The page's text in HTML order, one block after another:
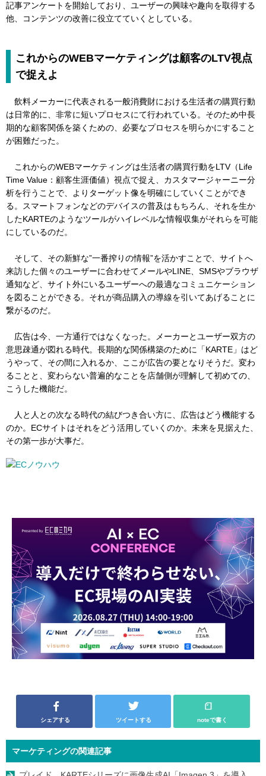
記事アンケートを開始しており、ユーザーの興味や趣向を取得する
他、コンテンツの改善に役立てていくとしている。
これからのWEBマーケティングは顧客のLTV視点
で捉えよ
飲料メーカーに代表される一般消費財における生活者の購買行動
は日常的に、非常に短いプロセスにて行われている。そのため中長
期的な顧客関係を築くための、必要なプロセスを明らかにすること
が困難だった。
これからのWEBマーケティングは生活者の購買行動をLTV（Life
Time Value：顧客生涯価値）視点で捉え、カスタマージャーニー分
析を行うことで、よりターゲット像を明確にしていくことができ
る。スマートフォンなどのデバイスの普及はもちろん、それを生か
したKARTEのようなツールがハイレベルな情報収集がそれらを可能
にしているのだ。
そして、その新鮮な”一番搾りの情報”を活かすことで、サイトへ
来訪した個々のユーザーに合わせてメールやLINE、SMSやブラウザ
通知など、サイト外にいるユーザーへの最適なコミュニケーション
を図ることができる。それが商品購入の導線を引いてあげることに
繋がるのだ。
広告は今、一方通行ではなくなった。メーカーとユーザー双方の
意思疎通が図れる時代。長期的な関係構築のために「KARTE」はど
うやって、その間に入れるか、ここが広告の要となりそうだ。変わ
ることと、変わらない普遍的なことを店舗側が理解して初めての、
こうした機能だ。
人と人との次なる時代の結びつき合い方に、広告はどう機能する
のか。ECサイトはそれをどう活用していくのか。未来を見据えた、
その第一歩が大事だ。
シェアする ツイートする noteで書く
マーケティングの関連記事